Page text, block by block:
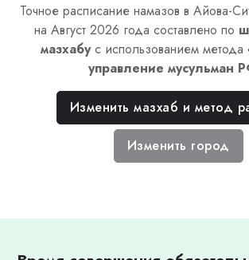
Точное расписание намазов в Айова-
на Август 2026 года составлено по
мазхабус использованием метода
управление мусульман
Изменить мазхаб и метод
Изменить город